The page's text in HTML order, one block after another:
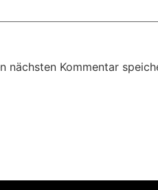
nächsten Kommentar